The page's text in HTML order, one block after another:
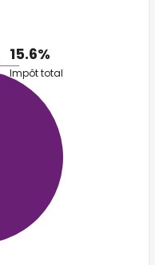
15.6%
Impôt total